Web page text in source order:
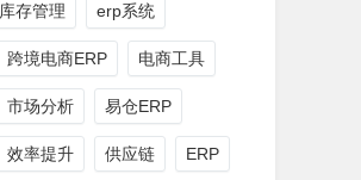
库存管理 erp系统
跨境电商ERP 电商工具
市场分析 易仓ERP
效率提升 供应链 ERP